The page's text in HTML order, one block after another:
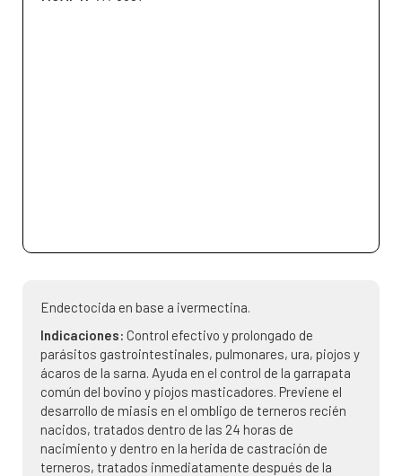
Endectocida en base a ivermectina.
Indicaciones: Control efectivo y prolongado de
parásitos gastrointestinales, pulmonares, ura, piojos y
ácaros de la sarna. Ayuda en el control de la garrapata
común del bovino y piojos masticadores. Previene el
desarrollo de miasis en el ombligo de terneros recién
nacidos, tratados dentro de las 24 horas de
nacimiento y dentro en la herida de castración de
terneros, tratados inmediatamente después de la